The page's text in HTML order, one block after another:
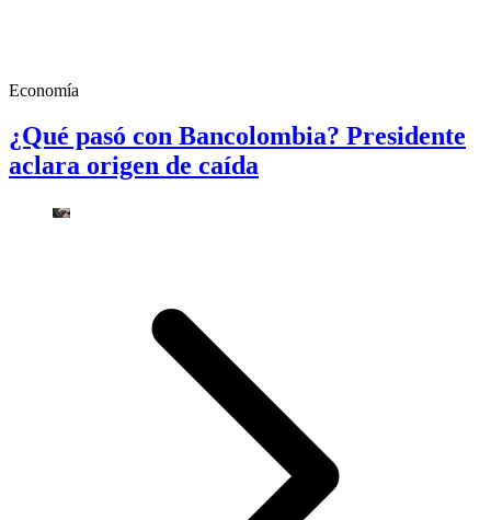
Economía
¿Qué pasó con Bancolombia? Presidente
aclara origen de caída